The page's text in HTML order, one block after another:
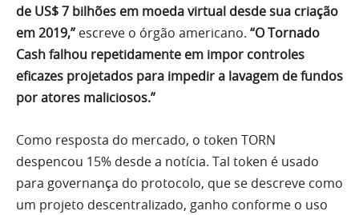
de US$ 7 bilhões em moeda virtual desde sua criação
em 2019,” escreve o órgão americano. “O Tornado
Cash falhou repetidamente em impor controles
eficazes projetados para impedir a lavagem de fundos
por atores maliciosos.”
Como resposta do mercado, o token TORN
despencou 15% desde a notícia. Tal token é usado
para governança do protocolo, que se descreve como
um projeto descentralizado, ganho conforme o uso